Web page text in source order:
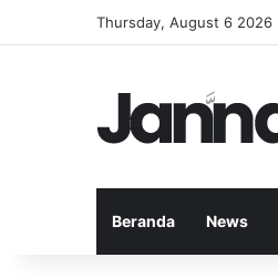
Thursday, August 6 2026
Beranda News